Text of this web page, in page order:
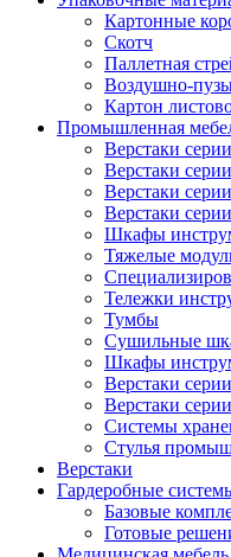
Картонные
Скотч
Паллетная
Воздушно-
Картон
Промышленная
Верстаки
Верстаки
Верстаки
Верстаки
Шкафы
Тяжелые
Тележки
Тумбы
Cушильные
Шкафы
Верстаки
Верстаки
Системы
Стулья
Верстаки
Гардеробные
Базовые
Готовые